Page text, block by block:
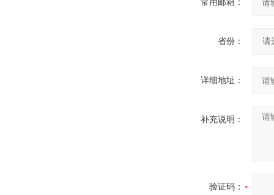
常用邮箱：
省份：
详细地址：
补充说明：
验证码：